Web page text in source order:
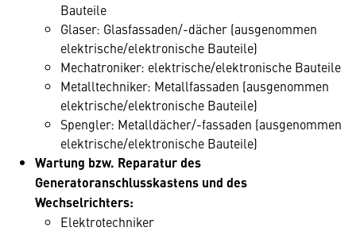
Bauteile
Glaser: Glasfassaden/-dächer (ausgenommen
elektrische/elektronische Bauteile)
Mechatroniker: elektrische/elektronische Bauteile
Metalltechniker: Metallfassaden (ausgenommen
elektrische/elektronische Bauteile)
Spengler: Metalldächer/-fassaden (ausgenommen
elektrische/elektronische Bauteile)
Wartung bzw. Reparatur des
Generatoranschlusskastens und des
Wechselrichters:
Elektrotechniker